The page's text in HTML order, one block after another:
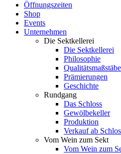
Öffnungszeiten
Shop
Events
Unternehmen
Die Sektkellerei
Die Sektkellerei
Philosophie
Qualitätsmaßstäbe
Prämierungen
Geschichte
Rundgang
Das Schloss
Gewölbekeller
Produktion
Verkauf ab
Vom Wein zum Sekt
Vom Wein zum